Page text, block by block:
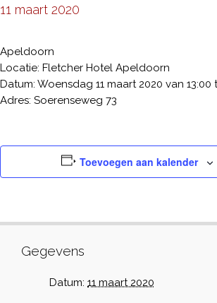
11 maart 2020
Apeldoorn
Locatie: Fletcher Hotel Apeldoorn
Datum: Woensdag 11 maart 2020 van 13:00
Adres: Soerenseweg 73
Toevoegen aan kalender
Gegevens
Datum: 11 maart 2020